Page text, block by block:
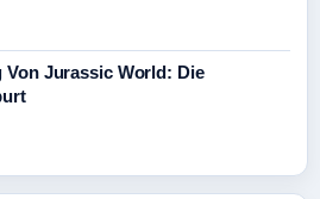
Von Jurassic World: Die